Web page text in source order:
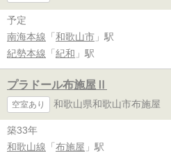
予定
南海本線 「 和歌山市 」駅
紀勢本線 「 紀和 」駅
プラドール布施屋Ⅱ
空室あり 和歌山県和歌山市布施屋
築33年
和歌山線 「 布施屋 」駅